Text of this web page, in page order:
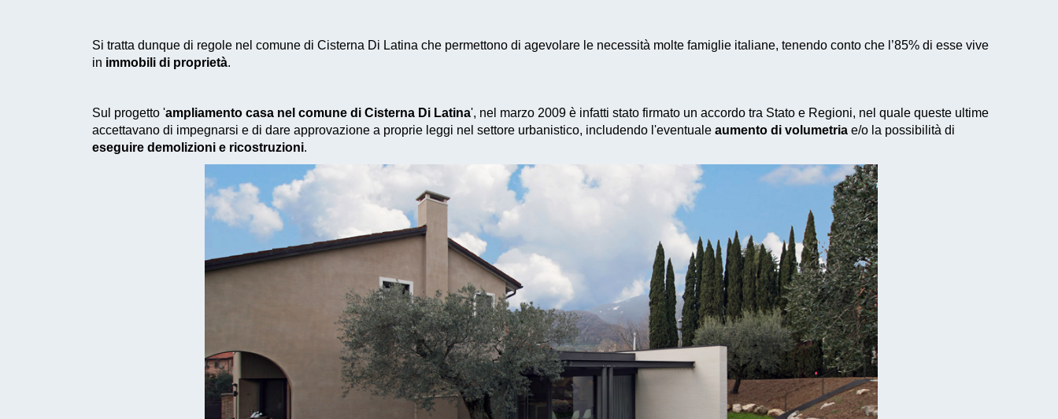
Si tratta dunque di regole nel comune di Cisterna Di Latina che permettono di agevolare le necessità molte famiglie italiane, tenendo conto che l’85% di esse vive
in immobili di proprietà.
Sul progetto 'ampliamento casa nel comune di Cisterna Di Latina', nel marzo 2009 è infatti stato firmato un accordo tra Stato e Regioni, nel quale queste ultime
accettavano di impegnarsi e di dare approvazione a proprie leggi nel settore urbanistico, includendo l'eventuale aumento di volumetria e/o la possibilità di
eseguire demolizioni e ricostruzioni.